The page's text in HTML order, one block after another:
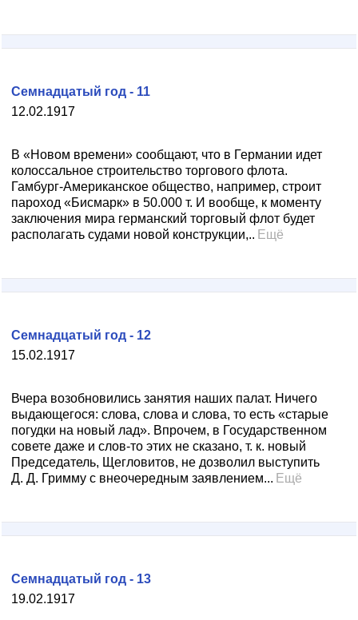
12.02.1917
Семнадцатый год - 11
В «Новом времени» сообщают, что в Германии идет
колоссальное строительство торгового флота.
Гамбург-Американское общество, например, строит
пароход «Бисмарк» в 50.000 т. И вообще, к моменту
заключения мира германский торговый флот будет
располагать судами новой конструкции,.. Ещё
15.02.1917
Семнадцатый год - 12
Вчера возобновились занятия наших палат. Ничего
выдающегося: слова, слова и слова, то есть «старые
погудки на новый лад». Впрочем, в Государственном
совете даже и слов-то этих не сказано, т. к. новый
Председатель, Щегловитов, не дозволил выступить
Д. Д. Гримму с внеочередным заявлением... Ещё
19.02.1917
Семнадцатый год - 13